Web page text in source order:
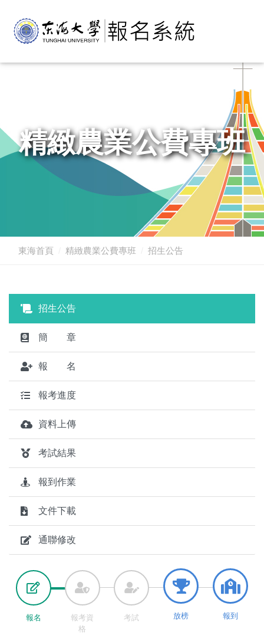
精緻農業公費專班
東海首頁 精緻農業公費專班 招生公告
招生公告
簡 章
報 名
報考進度
資料上傳
考試結果
報到作業
文件下載
通聯修改
報名
報考資
格
考試 放榜 報到